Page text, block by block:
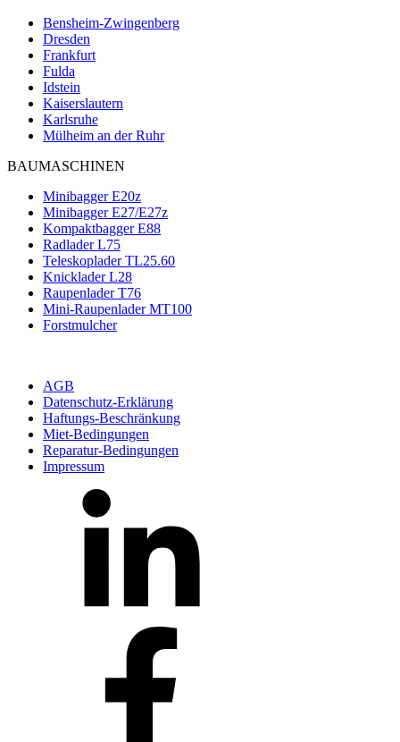
Bensheim-Zwingenberg
Dresden
Frankfurt
Fulda
Idstein
Kaiserslautern
Karlsruhe
Mülheim an der Ruhr
BAUMASCHINEN
Minibagger E20z
Minibagger E27/E27z
Kompaktbagger E88
Radlader L75
Teleskoplader TL25.60
Knicklader L28
Raupenlader T76
Mini-Raupenlader MT100
Forstmulcher
AGB
Datenschutz-Erklärung
Haftungs-Beschränkung
Miet-Bedingungen
Reparatur-Bedingungen
Impressum